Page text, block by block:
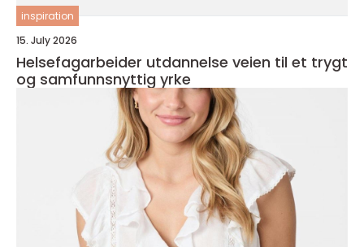
inspiration
15. July 2026
Helsefagarbeider utdannelse veien til et trygt
og samfunnsnyttig yrke